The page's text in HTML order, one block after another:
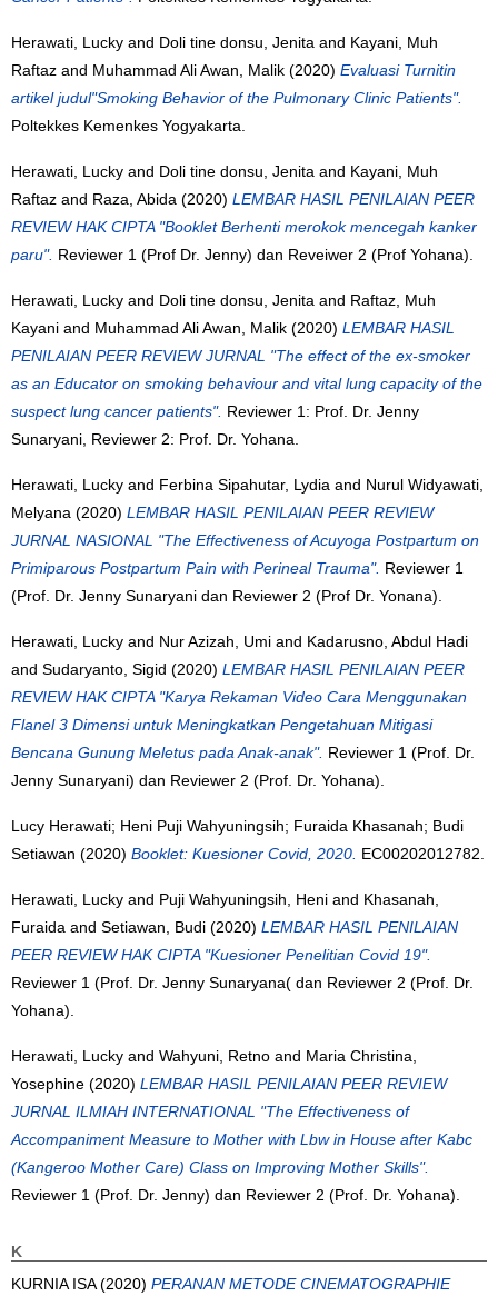
Herawati, Lucky and Doli tine donsu, Jenita and Kayani, Muh
Raftaz and Muhammad Ali Awan, Malik (2020) Evaluasi Turnitin
artikel judul"Smoking Behavior of the Pulmonary Clinic Patients".
Poltekkes Kemenkes Yogyakarta.
Herawati, Lucky and Doli tine donsu, Jenita and Kayani, Muh
Raftaz and Raza, Abida (2020) LEMBAR HASIL PENILAIAN PEER
REVIEW HAK CIPTA "Booklet Berhenti merokok mencegah kanker
paru". Reviewer 1 (Prof Dr. Jenny) dan Reveiwer 2 (Prof Yohana).
Herawati, Lucky and Doli tine donsu, Jenita and Raftaz, Muh
Kayani and Muhammad Ali Awan, Malik (2020) LEMBAR HASIL
PENILAIAN PEER REVIEW JURNAL "The effect of the ex-smoker
as an Educator on smoking behaviour and vital lung capacity of the
suspect lung cancer patients". Reviewer 1: Prof. Dr. Jenny
Sunaryani, Reviewer 2: Prof. Dr. Yohana.
Herawati, Lucky and Ferbina Sipahutar, Lydia and Nurul Widyawati,
Melyana (2020) LEMBAR HASIL PENILAIAN PEER REVIEW
JURNAL NASIONAL "The Effectiveness of Acuyoga Postpartum on
Primiparous Postpartum Pain with Perineal Trauma". Reviewer 1
(Prof. Dr. Jenny Sunaryani dan Reviewer 2 (Prof Dr. Yonana).
Herawati, Lucky and Nur Azizah, Umi and Kadarusno, Abdul Hadi
and Sudaryanto, Sigid (2020) LEMBAR HASIL PENILAIAN PEER
REVIEW HAK CIPTA "Karya Rekaman Video Cara Menggunakan
Flanel 3 Dimensi untuk Meningkatkan Pengetahuan Mitigasi
Bencana Gunung Meletus pada Anak-anak". Reviewer 1 (Prof. Dr.
Jenny Sunaryani) dan Reviewer 2 (Prof. Dr. Yohana).
Lucy Herawati; Heni Puji Wahyuningsih; Furaida Khasanah; Budi
Setiawan (2020) Booklet: Kuesioner Covid, 2020. EC00202012782.
Herawati, Lucky and Puji Wahyuningsih, Heni and Khasanah,
Furaida and Setiawan, Budi (2020) LEMBAR HASIL PENILAIAN
PEER REVIEW HAK CIPTA "Kuesioner Penelitian Covid 19".
Reviewer 1 (Prof. Dr. Jenny Sunaryana( dan Reviewer 2 (Prof. Dr.
Yohana).
Herawati, Lucky and Wahyuni, Retno and Maria Christina,
Yosephine (2020) LEMBAR HASIL PENILAIAN PEER REVIEW
JURNAL ILMIAH INTERNATIONAL "The Effectiveness of
Accompaniment Measure to Mother with Lbw in House after Kabc
(Kangeroo Mother Care) Class on Improving Mother Skills".
Reviewer 1 (Prof. Dr. Jenny) dan Reviewer 2 (Prof. Dr. Yohana).
K
KURNIA ISA(2020) PERANAN METODE CINEMATOGRAPHIE